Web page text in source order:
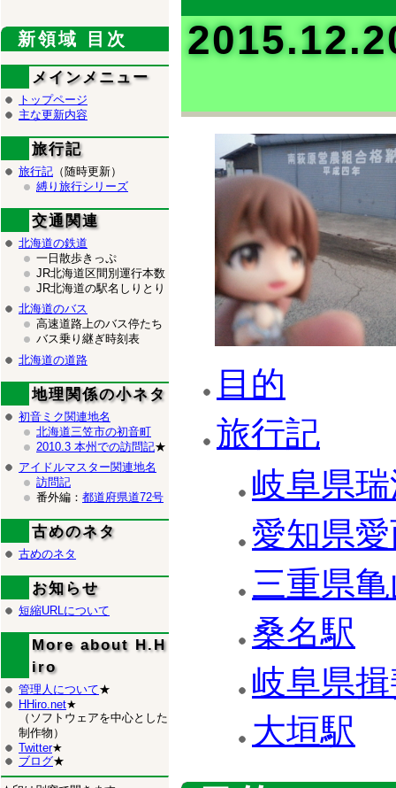
目的
旅行記
岐阜県
愛知県
三重県
桑名駅
岐阜県
大垣駅
新領域 目次
メインメニュー
トップページ
主な更新内容
旅行記
旅行記 （随時更新）
縛り旅行シリーズ
交通関連
北海道の鉄道
一日散歩きっぷ
JR北海道区間別運行本数
JR北海道の駅名しりとり
北海道のバス
高速道路上のバス停たち
バス乗り継ぎ時刻表
北海道の道路
地理関係の小ネタ
初音ミク関連地名
北海道三笠市の初音町
2010.3 本州での訪問記★
アイドルマスター関連地名
訪問記
番外編： 都道府県道72号
古めのネタ
古めのネタ
お知らせ
短縮URLについて
More about H.H
iro
管理人について★
HHiro.net★
（ソフトウェアを中心とした
制作物）
Twitter★
ブログ★